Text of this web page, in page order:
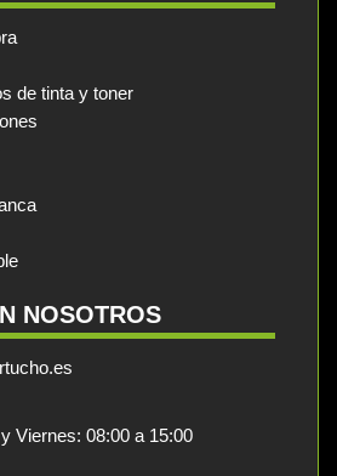
de tinta y toner
NOSOTROS
Viernes: 08:00 a 15:00